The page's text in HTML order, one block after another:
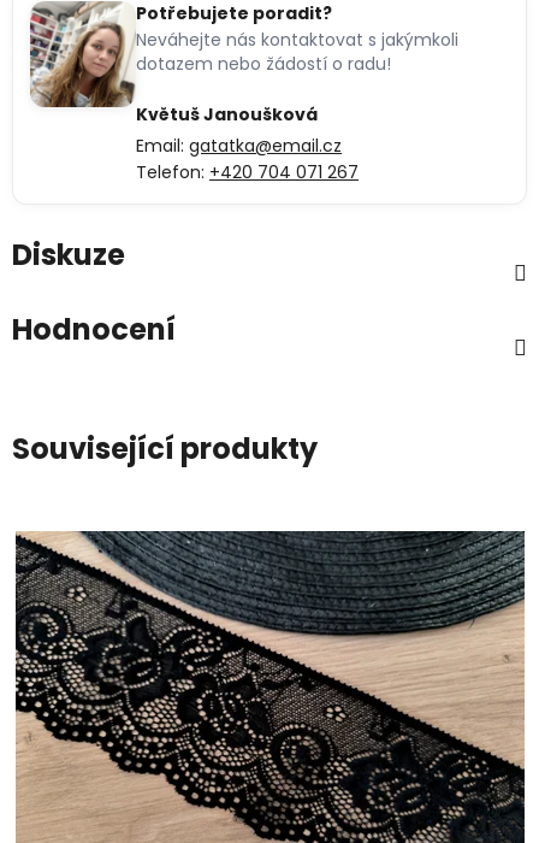
Potřebujete poradit?
Neváhejte nás kontaktovat s jakýmkoli
dotazem nebo žádostí o radu!
Květuš Janoušková
Email: gatatka@email.cz
Telefon: +420 704 071 267
Diskuze
Hodnocení
Související produkty